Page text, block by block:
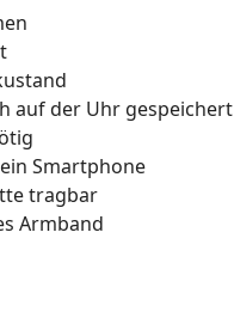
auf der Uhr gespeichert
Smartphone
tragbar
Armband